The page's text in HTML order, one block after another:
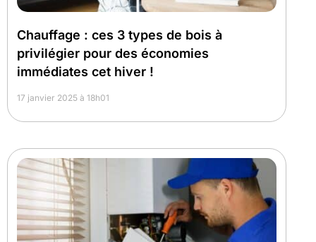
Chauffage : ces 3 types de bois à
privilégier pour des économies
immédiates cet hiver !
17 janvier 2025 à 18h01